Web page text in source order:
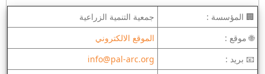
🏢 المؤسسة :
جمعية التنمية الزراعية
🌐 موقع :
الموقع الالكتروني
📧 بريد :
info@pal-arc.org